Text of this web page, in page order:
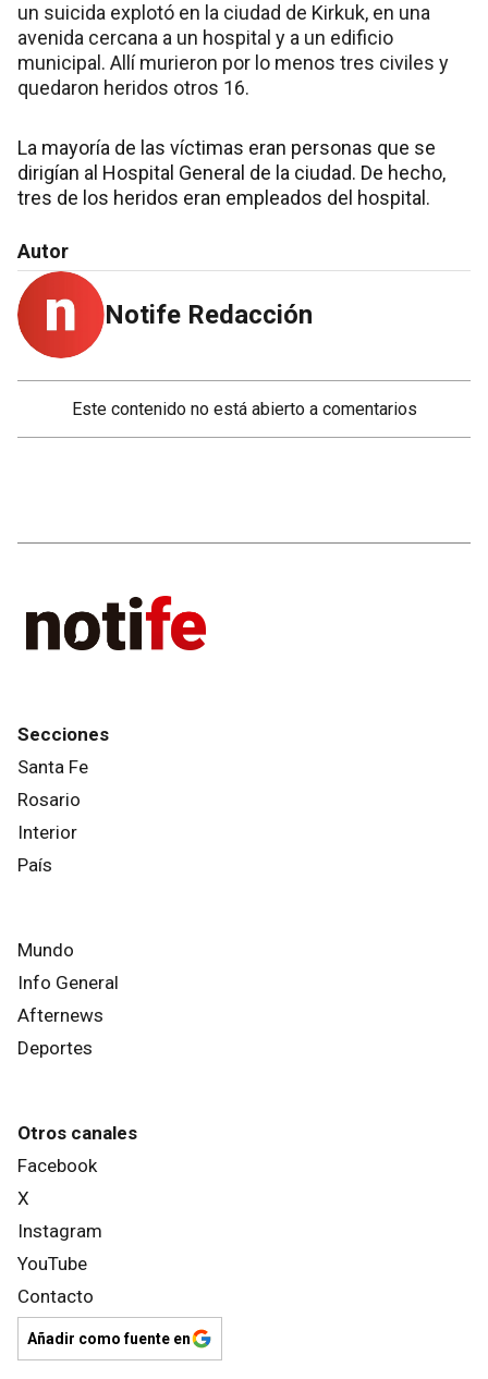
un suicida explotó en la ciudad de Kirkuk, en una
avenida cercana a un hospital y a un edificio
municipal. Allí murieron por lo menos tres civiles y
quedaron heridos otros 16.
La mayoría de las víctimas eran personas que se
dirigían al Hospital General de la ciudad. De hecho,
tres de los heridos eran empleados del hospital.
Autor
Notife Redacción
Este contenido no está abierto a comentarios
Secciones
Santa Fe
Rosario
Interior
País
Mundo
Info General
Afternews
Deportes
Otros canales
Facebook
X
Instagram
YouTube
Contacto
Añadir como fuente en